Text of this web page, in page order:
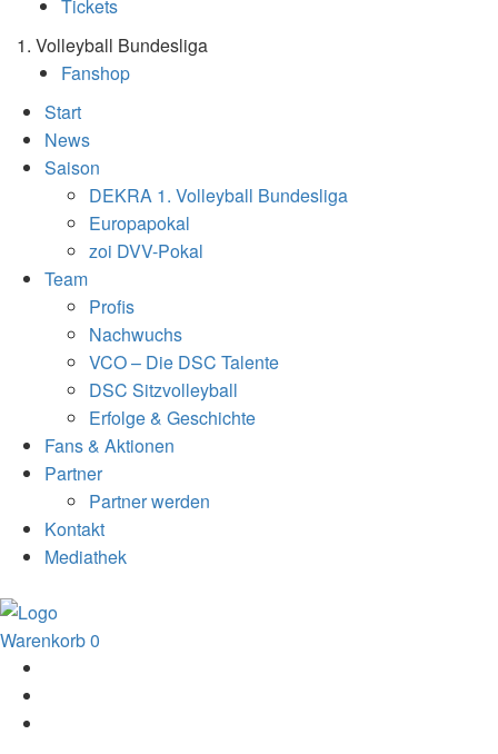
Tickets
1. Volleyball Bundesliga
Fanshop
Start
News
Saison
DEKRA 1. Volleyball Bundesliga
Europapokal
zoi DVV-Pokal
Team
Profis
Nachwuchs
VCO – Die DSC Talente
DSC Sitzvolleyball
Erfolge & Geschichte
Fans & Aktionen
Partner
Partner werden
Kontakt
Mediathek
Warenkorb0